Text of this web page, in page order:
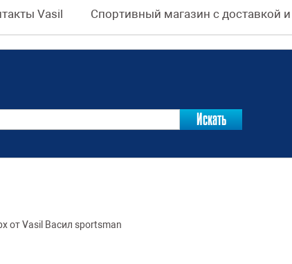
Vasil Спортивный магазин с доставкой
от Vasil Васил sportsman